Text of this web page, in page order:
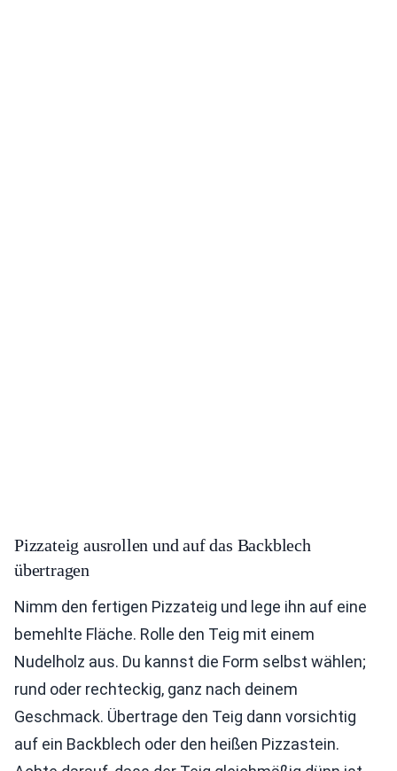
Pizzateig ausrollen und auf das Backblech
übertragen
Nimm den fertigen Pizzateig und lege ihn auf eine
bemehlte Fläche. Rolle den Teig mit einem
Nudelholz aus. Du kannst die Form selbst wählen;
rund oder rechteckig, ganz nach deinem
Geschmack. Übertrage den Teig dann vorsichtig
auf ein Backblech oder den heißen Pizzastein.